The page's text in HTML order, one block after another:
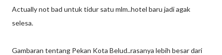
Actually not bad untuk tidur satu mlm..hotel baru jadi agak
selesa.
Gambaran tentang Pekan Kota Belud..rasanya lebih besar dari